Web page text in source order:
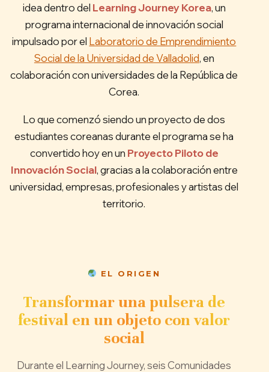
idea dentro del Learning Journey Korea, un
programa internacional de innovación social
impulsado por el Laboratorio de Emprendimiento
Social de la Universidad de Valladolid, en
colaboración con universidades de la República de
Corea.
Lo que comenzó siendo un proyecto de dos
estudiantes coreanas durante el programa se ha
convertido hoy en un Proyecto Piloto de
Innovación Social, gracias a la colaboración entre
universidad, empresas, profesionales y artistas del
territorio.
EL ORIGEN
Transformar una pulsera de
festival en un objeto con valor
social
Durante el Learning Journey, seis Comunidades